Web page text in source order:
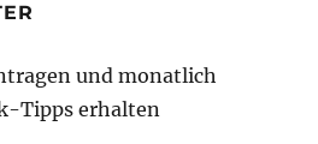
und monatlich
Tipps erhalten